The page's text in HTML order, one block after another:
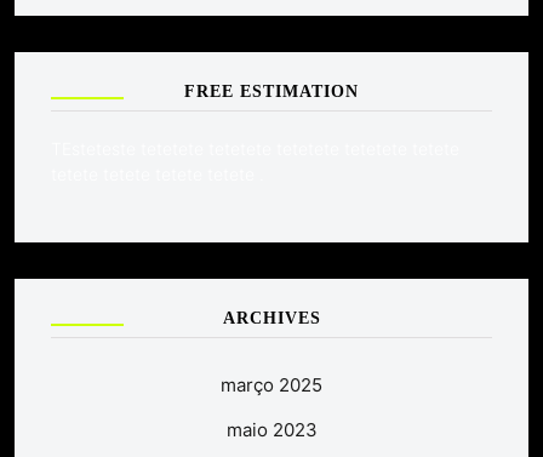
FREE ESTIMATION
ARCHIVES
março 2025
maio 2023